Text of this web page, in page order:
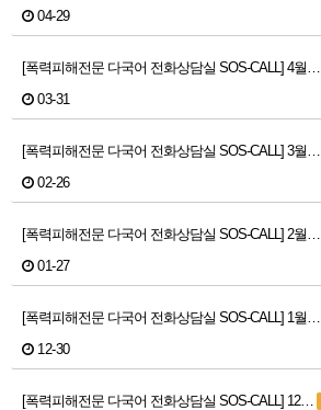
04-29
[폭력피해전문 다국어 전화상담실 SOS-CALL] 4월…
03-31
[폭력피해전문 다국어 전화상담실 SOS-CALL] 3월…
02-26
[폭력피해전문 다국어 전화상담실 SOS-CALL] 2월…
01-27
[폭력피해전문 다국어 전화상담실 SOS-CALL] 1월…
12-30
[폭력피해전문 다국어 전화상담실 SOS-CALL] 12…